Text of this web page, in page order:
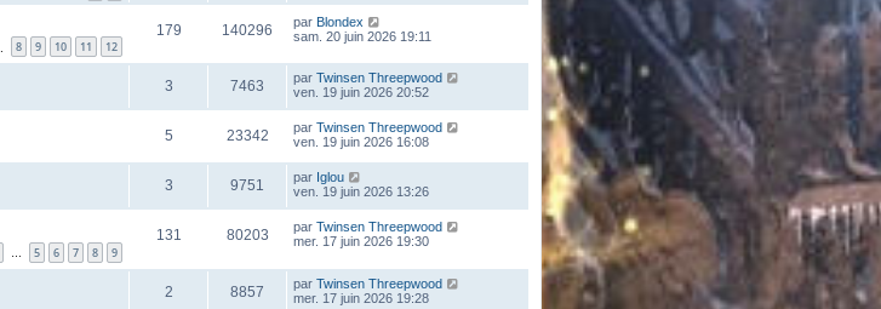
8 9 10 11 12
179 140296 par Blondex
sam. 20 juin 2026 19:11
3 7463 par Twinsen Threepwood
ven. 19 juin 2026 20:52
5 23342 par Twinsen Threepwood
ven. 19 juin 2026 16:08
3 9751 par Iglou
ven. 19 juin 2026 13:26
… 5 6 7 8 9
131 80203 par Twinsen Threepwood
mer. 17 juin 2026 19:30
2 8857 par Twinsen Threepwood
mer. 17 juin 2026 19:28